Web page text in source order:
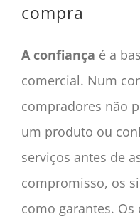
compra
A confiança é a
comercial. Num
compradores não
um produto ou
serviços antes de
compromisso, os
como garantes.